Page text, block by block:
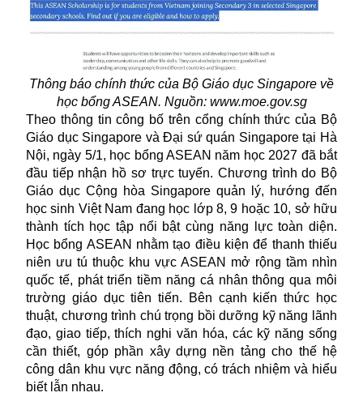
Thông báo chính thức của Bộ Giáo dục Singapore về
học bổng ASEAN. Nguồn: www.moe.gov.sg
Theo thông tin công bố trên cổng chính thức của Bộ
Giáo dục Singapore và Đại sứ quán Singapore tại Hà
Nội, ngày 5/1, học bổng ASEAN năm học 2027 đã bắt
đầu tiếp nhận hồ sơ trực tuyến. Chương trình do Bộ
Giáo dục Cộng hòa Singapore quản lý, hướng đến
học sinh Việt Nam đang học lớp 8, 9 hoặc 10, sở hữu
thành tích học tập nổi bật cùng năng lực toàn diện.
Học bổng ASEAN nhằm tạo điều kiện để thanh thiếu
niên ưu tú thuộc khu vực ASEAN mở rộng tầm nhìn
quốc tế, phát triển tiềm năng cá nhân thông qua môi
trường giáo dục tiên tiến. Bên cạnh kiến thức học
thuật, chương trình chú trọng bồi dưỡng kỹ năng lãnh
đạo, giao tiếp, thích nghi văn hóa, các kỹ năng sống
cần thiết, góp phần xây dựng nền tảng cho thế hệ
công dân khu vực năng động, có trách nhiệm và hiểu
biết lẫn nhau.